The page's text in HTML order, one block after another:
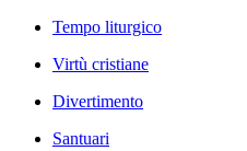
Tempo liturgico
Virtù cristiane
Divertimento
Santuari